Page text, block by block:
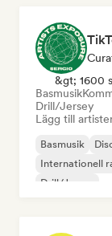
&gt; 1600
Basmusik
Drill/Jersey
Lägg till
Basmusik
Internationell
Drill/Jersey